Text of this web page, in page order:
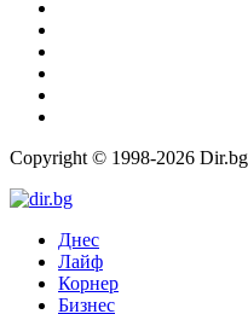
Copyright © 1998-2026
Днес
Лайф
Корнер
Бизнес